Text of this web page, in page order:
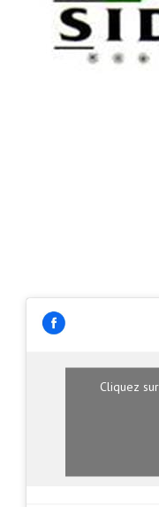
Cliquez